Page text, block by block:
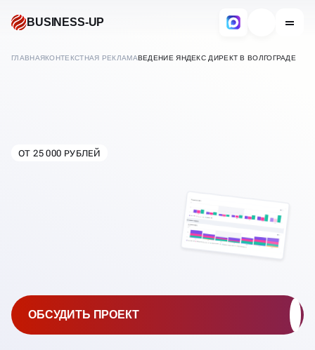
BUSINESS-UP
ГЛАВНАЯКОНТЕКСТНАЯ РЕКЛАМАВЕДЕНИЕ ЯНДЕКС ДИРЕКТ В ВОЛГОГРАДЕ
ВЕДЕНИЕ ЯНДЕКС ДИРЕКТ
ОТ 25 000 РУБЛЕЙ
ОБСУДИТЬ ПРОЕКТ